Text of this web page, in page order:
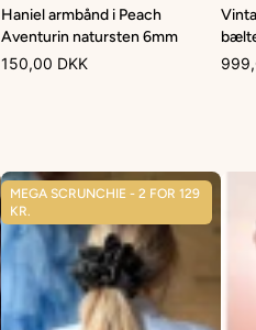
Haniel armbånd i Peach
Aventurin natursten 6mm
150,00 DKK
MEGA SCRUNCHIE - 2 FOR 129
KR.